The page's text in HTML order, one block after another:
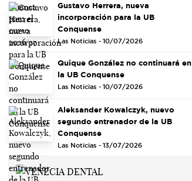
Gustavo Herrera, nueva
incorporación para la UB
Conquense
Las Noticias - 10/07/2026
Quique González no continuará en
la UB Conquense
Las Noticias - 10/07/2026
Aleksander Kowalczyk, nuevo
segundo entrenador de la UB
Conquense
Las Noticias - 13/07/2026